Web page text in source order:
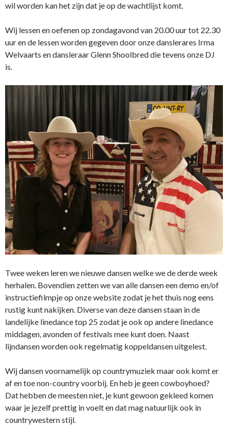
wil worden kan het zijn dat je op de wachtlijst komt.
Wij lessen en oefenen op zondagavond van 20.00 uur tot 22.30
uur en de lessen worden gegeven door onze danslerares Irma
Welvaarts en dansleraar Glenn Shoolbred die tevens onze DJ
is.
Twee weken leren we nieuwe dansen welke we de derde week
herhalen. Bovendien zetten we van alle dansen een demo en/of
instructiefilmpje op onze website zodat je het thuis nog eens
rustig kunt nakijken. Diverse van deze dansen staan in de
landelijke linedance top 25 zodat je ook op andere linedance
middagen, avonden of festivals mee kunt doen. Naast
lijndansen worden ook regelmatig koppeldansen uitgelest.
Wij dansen voornamelijk op countrymuziek maar ook komt er
af en toe non-country voorbij. En heb je geen cowboyhoed?
Dat hebben de meesten niet, je kunt gewoon gekleed komen
waar je jezelf prettig in voelt en dat mag natuurlijk ook in
countrywestern stijl.